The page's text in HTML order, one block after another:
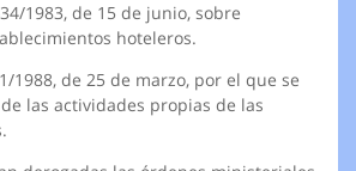
1983, de 15 de junio, sobre
hoteleros.
1988, de 25 de marzo, por el que se
las actividades propias de las